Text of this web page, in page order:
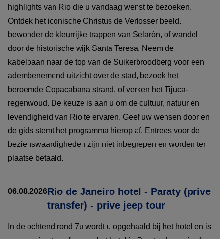
highlights van Rio die u vandaag wenst te bezoeken.
Ontdek het iconische Christus de Verlosser beeld,
bewonder de kleurrijke trappen van Selarón, of wandel
door de historische wijk Santa Teresa. Neem de
kabelbaan naar de top van de Suikerbroodberg voor een
adembenemend uitzicht over de stad, bezoek het
beroemde Copacabana strand, of verken het Tijuca-
regenwoud. De keuze is aan u om de cultuur, natuur en
levendigheid van Rio te ervaren. Geef uw wensen door en
de gids stemt het programma hierop af. Entrees voor de
bezienswaardigheden zijn niet inbegrepen en worden ter
plaatse betaald.
06.08.2026Rio de Janeiro hotel - Paraty (prive
transfer) - prive jeep tour
In de ochtend rond 7u wordt u opgehaald bij het hotel en is